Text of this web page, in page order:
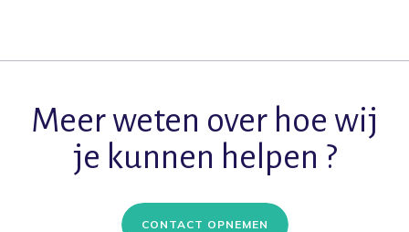
Meer weten over hoe wij
je kunnen helpen ?
CONTACT OPNEMEN